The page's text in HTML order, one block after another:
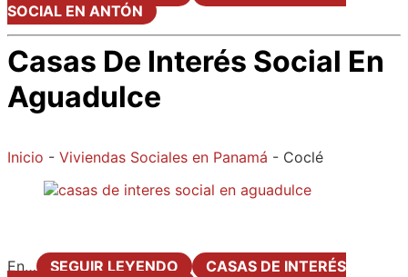
SOCIAL EN ANTÓN
Casas De Interés Social En
Aguadulce
Inicio - Viviendas Sociales en Panamá - Coclé
En… SEGUIR LEYENDO
CASAS DE INTERÉS